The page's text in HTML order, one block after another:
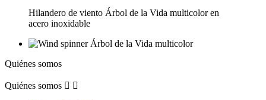
Hilandero de viento Árbol de la Vida multicolor en
acero inoxidable
Quiénes somos
Quiénes somos  